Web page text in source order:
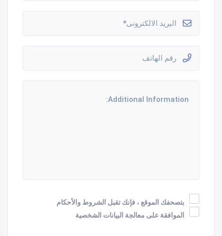
بتصحفك الموقع ، فإنك تقبل الشروط والأحكام
الموافقة على معالجة البيانات الشخصية